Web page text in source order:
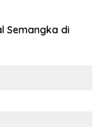
Semangka di